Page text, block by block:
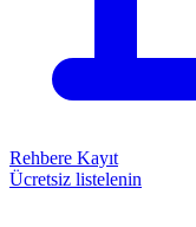
Rehbere Kayıt
Ücretsiz listelenin